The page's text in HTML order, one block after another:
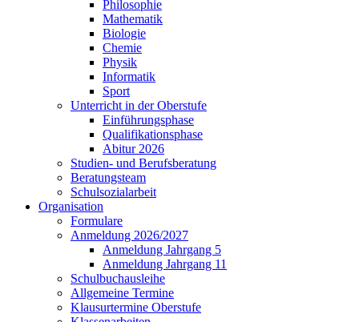
Philosophie
Mathematik
Biologie
Chemie
Physik
Informatik
Sport
Unterricht in der Oberstufe
Einführungsphase
Qualifikationsphase
Abitur 2026
Studien- und Berufsberatung
Beratungsteam
Schulsozialarbeit
Organisation
Formulare
Anmeldung 2026/2027
Anmeldung Jahrgang 5
Anmeldung Jahrgang 11
Schulbuchausleihe
Allgemeine Termine
Klausurtermine Oberstufe